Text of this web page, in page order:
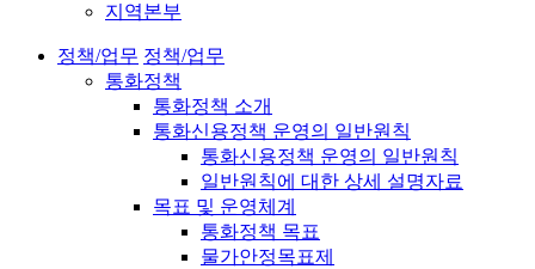
지역본부
정책/업무 정책/업무
통화정책
통화정책 소개
통화신용정책 운영의 일반원칙
통화신용정책 운영의 일반원칙
일반원칙에 대한 상세 설명자료
목표 및 운영체계
통화정책 목표
물가안정목표제